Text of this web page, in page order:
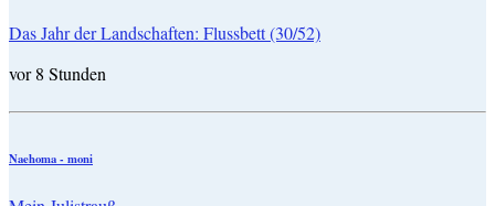
Das Jahr der Landschaften: Flussbett (30/52)
vor 8 Stunden
Naehoma - moni